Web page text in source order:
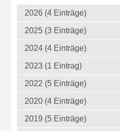
2026 (4 Einträge)
2025 (3 Einträge)
2024 (4 Einträge)
2023 (1 Eintrag)
2022 (5 Einträge)
2020 (4 Einträge)
2019 (5 Einträge)